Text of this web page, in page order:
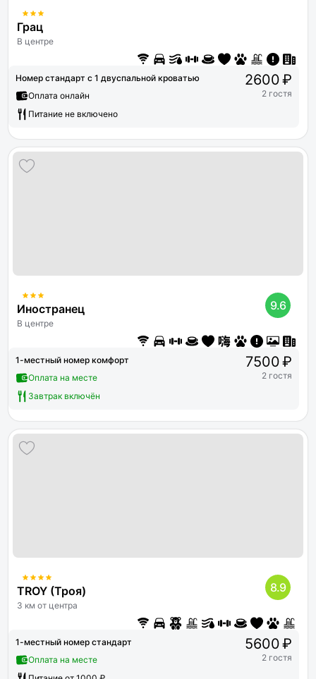
Грац
В центре
Номер стандарт с 1 двуспальной кроватью
Оплата онлайн
Питание не включено
2600 ₽
2 гостя
Иностранец
В центре
9.6
1-местный номер комфорт
Оплата на месте
Завтрак включён
7500 ₽
2 гостя
TROY (Троя)
3 км от центра
8.9
1-местный номер стандарт
Оплата на месте
5600 ₽
2 гостя